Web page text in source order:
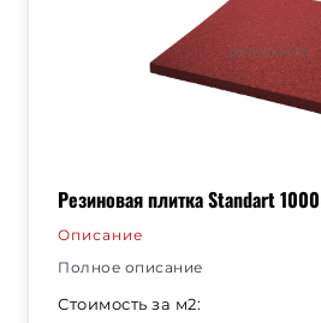
Резиновая плитка Standart
Описание
Полное описание
Стоимость за м2: